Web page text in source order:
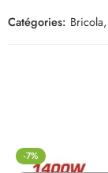
Catégories: Bricola,
-7%